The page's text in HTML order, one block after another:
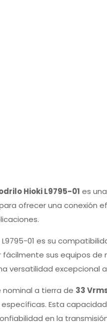
Hioki L9795-01 es
ofrecer una conexión
01 es su
sus equipos
versatilidad excepcional
a tierra de 33
Esta
en la